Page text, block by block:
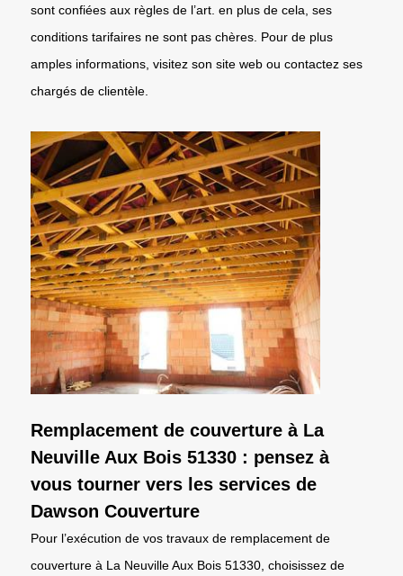
sont confiées aux règles de l’art. en plus de cela, ses
conditions tarifaires ne sont pas chères. Pour de plus
amples informations, visitez son site web ou contactez ses
chargés de clientèle.
Remplacement de couverture à La
Neuville Aux Bois 51330 : pensez à
vous tourner vers les services de
Dawson Couverture
Pour l’exécution de vos travaux de remplacement de
couverture à La Neuville Aux Bois 51330, choisissez de